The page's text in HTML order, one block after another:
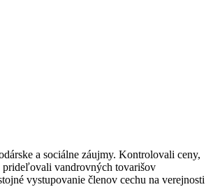
a sociálne záujmy. Kontrolovali ceny,
prideľovali vandrovných tovarišov
vystupovanie členov cechu na verejnosti